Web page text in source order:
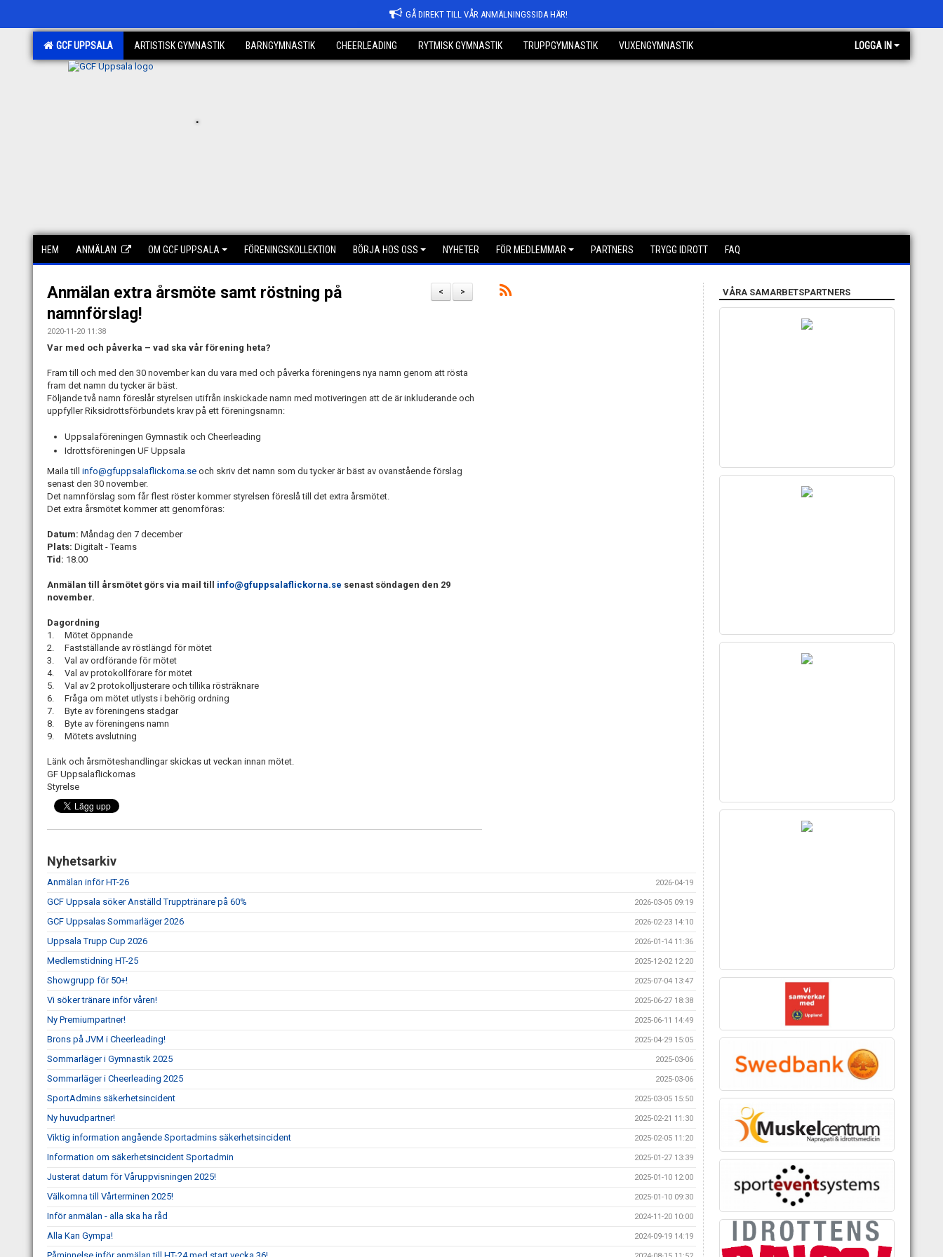
GÅ DIREKT TILL VÅR ANMÄLNINGSSIDA HÄR!
GCF UPPSALA ARTISTISK GYMNASTIK BARNGYMNASTIK CHEERLEADING RYTMISK GYMNASTIK TRUPPGYMNASTIK VUXENGYMNASTIK LOGGA IN
.
HEM ANMÄLAN OM GCF UPPSALA FÖRENINGSKOLLEKTION BÖRJA HOS OSS NYHETER FÖR MEDLEMMAR PARTNERS TRYGG IDROTT FAQ
>
<
Anmälan extra årsmöte samt röstning på
namnförslag!
2020-11-20 11:38
Var med och påverka – vad ska vår förening heta?
Fram till och med den 30 november kan du vara med och påverka föreningens nya namn genom att rösta
fram det namn du tycker är bäst.
Följande två namn föreslår styrelsen utifrån inskickade namn med motiveringen att de är inkluderande och
uppfyller Riksidrottsförbundets krav på ett föreningsnamn:
Uppsalaföreningen Gymnastik och Cheerleading
Idrottsföreningen UF Uppsala
Maila till info@gfuppsalaflickorna.se och skriv det namn som du tycker är bäst av ovanstående förslag
senast den 30 november.
Det namnförslag som får flest röster kommer styrelsen föreslå till det extra årsmötet.
Det extra årsmötet kommer att genomföras:
Datum: Måndag den 7 december
Plats: Digitalt - Teams
Tid: 18.00
Anmälan till årsmötet görs via mail till info@gfuppsalaflickorna.se senast söndagen den 29
november.
Dagordning
1. Mötet öppnande
2. Fastställande av röstlängd för mötet
3. Val av ordförande för mötet
4. Val av protokollförare för mötet
5. Val av 2 protokolljusterare och tillika rösträknare
6. Fråga om mötet utlysts i behörig ordning
7. Byte av föreningens stadgar
8. Byte av föreningens namn
9. Mötets avslutning
Länk och årsmöteshandlingar skickas ut veckan innan mötet.
GF Uppsalaflickornas
Styrelse
Nyhetsarkiv
Anmälan inför HT-26 2026-04-19
GCF Uppsala söker Anställd Trupptränare på 60% 2026-03-05 09:19
GCF Uppsalas Sommarläger 2026 2026-02-23 14:10
Uppsala Trupp Cup 2026 2026-01-14 11:36
Medlemstidning HT-25 2025-12-02 12:20
Showgrupp för 50+! 2025-07-04 13:47
Vi söker tränare inför våren! 2025-06-27 18:38
Ny Premiumpartner! 2025-06-11 14:49
Brons på JVM i Cheerleading! 2025-04-29 15:05
Sommarläger i Gymnastik 2025 2025-03-06
Sommarläger i Cheerleading 2025 2025-03-06
SportAdmins säkerhetsincident 2025-03-05 15:50
Ny huvudpartner! 2025-02-21 11:30
Viktig information angående Sportadmins säkerhetsincident 2025-02-05 11:20
Information om säkerhetsincident Sportadmin 2025-01-27 13:39
Justerat datum för Våruppvisningen 2025! 2025-01-10 12:00
Välkomna till Vårterminen 2025! 2025-01-10 09:30
Inför anmälan - alla ska ha råd 2024-11-20 10:00
Alla Kan Gympa! 2024-09-19 14:19
VÅRA SAMARBETSPARTNERS